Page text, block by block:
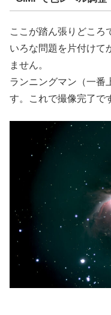
ここが踏ん張りどころ
いろな問題を片付けて
ません。
ランニングマン（一番
す。これで撮像完了で